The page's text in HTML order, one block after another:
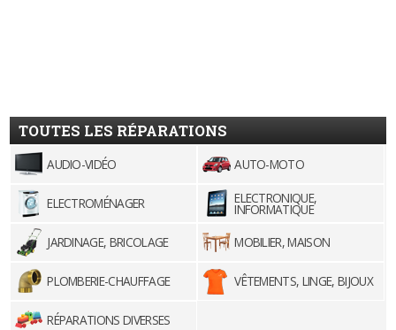
TOUTES LES RÉPARATIONS
AUDIO-VIDÉO AUTO-MOTO
ELECTROMÉNAGER ELECTRONIQUE,
INFORMATIQUE
JARDINAGE, BRICOLAGE
MOBILIER, MAISON
PLOMBERIE-CHAUFFAGE VÊTEMENTS, LINGE, BIJOUX
RÉPARATIONS DIVERSES